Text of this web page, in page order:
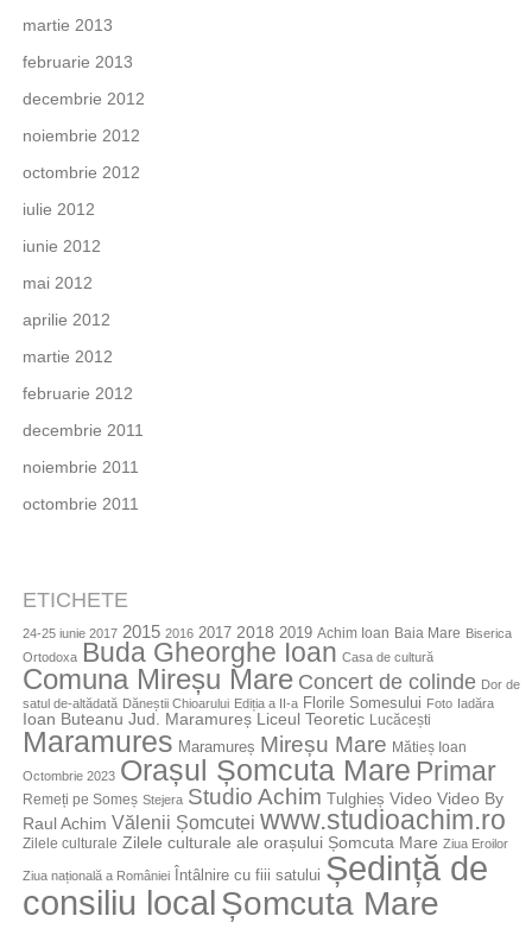
martie 2013
februarie 2013
decembrie 2012
noiembrie 2012
octombrie 2012
iulie 2012
iunie 2012
mai 2012
aprilie 2012
martie 2012
februarie 2012
decembrie 2011
noiembrie 2011
octombrie 2011
ETICHETE
24-25 iunie 2017 2015 2016 2017 2018 2019 Achim Ioan Baia Mare Biserica
Ortodoxa Buda Gheorghe Ioan Casa de cultură
Comuna Mireșu Mare Concert de colinde Dor de
satul de-altădată Dăneștii Chioarului Ediția a II-a Florile Somesului Foto Iadăra
Ioan Buteanu Jud. Maramureș Liceul Teoretic Lucăcești
Maramures Maramureș Mireșu Mare Mătieș Ioan
Octombrie 2023 Orașul Șomcuta Mare Primar
Remeți pe Someș Stejera Studio Achim Tulghieș Video Video By
Raul Achim Vălenii Șomcutei www.studioachim.ro
Zilele culturale Zilele culturale ale orașului Șomcuta Mare Ziua Eroilor
Ziua națională a României Întâlnire cu fiii satului Ședință de
consiliu localȘomcuta Mare